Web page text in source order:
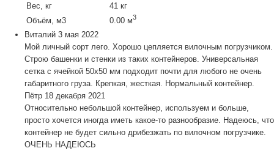
Вес, кг
41 кг
Объём, м3
0.00 м3
Виталий 3 мая 2022
Мой личный сорт лего. Хорошо цепляется вилочным погрузчиком.
Строю башенки и стенки из таких контейнеров. Универсальная
сетка с ячейкой 50х50 мм подходит почти для любого не очень
габаритного груза. Крепкая, жесткая. Нормальный контейнер.
Пётр 18 декабря 2021
Относительно небольшой контейнер, используем и больше,
просто хочется иногда иметь какое-то разнообразие. Надеюсь, что
контейнер не будет сильно дрибезжать по вилочном погрузчике.
ОЧЕНЬ НАДЕЮСЬ